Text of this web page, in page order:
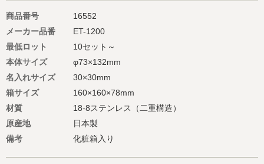
商品番号
16552
メーカー品番
ET-1200
最低ロット
10セット～
本体サイズ
φ73×132mm
名入れサイズ
30×30mm
箱サイズ
160×160×78mm
材質
18-8ステンレス（二重構造）
原産地
日本製
備考
化粧箱入り